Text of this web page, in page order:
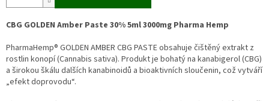
CBG GOLDEN Amber Paste 30% 5ml 3000mg Pharma Hemp
PharmaHemp® GOLDEN AMBER CBG PASTE obsahuje čištěný extrakt z
rostlin konopí (Cannabis sativa). Produkt je bohatý na kanabigerol (CBG)
a širokou škálu dalších kanabinoidů a bioaktivních sloučenin, což vytváří
„efekt doprovodu“.